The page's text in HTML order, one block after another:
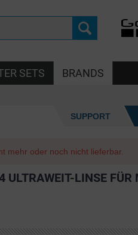
SETS BRANDS
SUPPORT
mehr oder noch nicht lieferbar.
ULTRAWEIT-LINSE FÜR